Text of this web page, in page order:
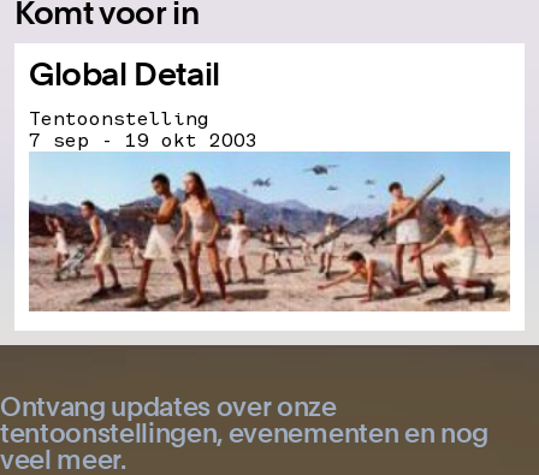
Komt voor in
Global Detail
Tentoonstelling
7 sep - 19 okt 2003
Ontvang updates over onze
tentoonstellingen, evenementen en nog
veel meer.